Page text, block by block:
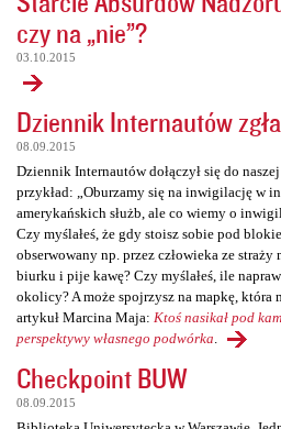
czy na „nie”?
03.10.2015
Dziennik Internautów
08.09.2015
Dziennik Internautów dołączył się do
przykład: „Oburzamy się na inwigilację w
amerykańskich służb, ale co wiemy o
Czy myślałeś, że gdy stoisz sobie pod
obserwowany np. przez człowieka ze
biurku i pije kawę? Czy myślałeś, ile
okolicy? A może spojrzysz na mapkę, która
artykuł Marcina Maja: Ktoś nasikał pod
perspektywy własnego podwórka
Checkpoint BUW
08.09.2015